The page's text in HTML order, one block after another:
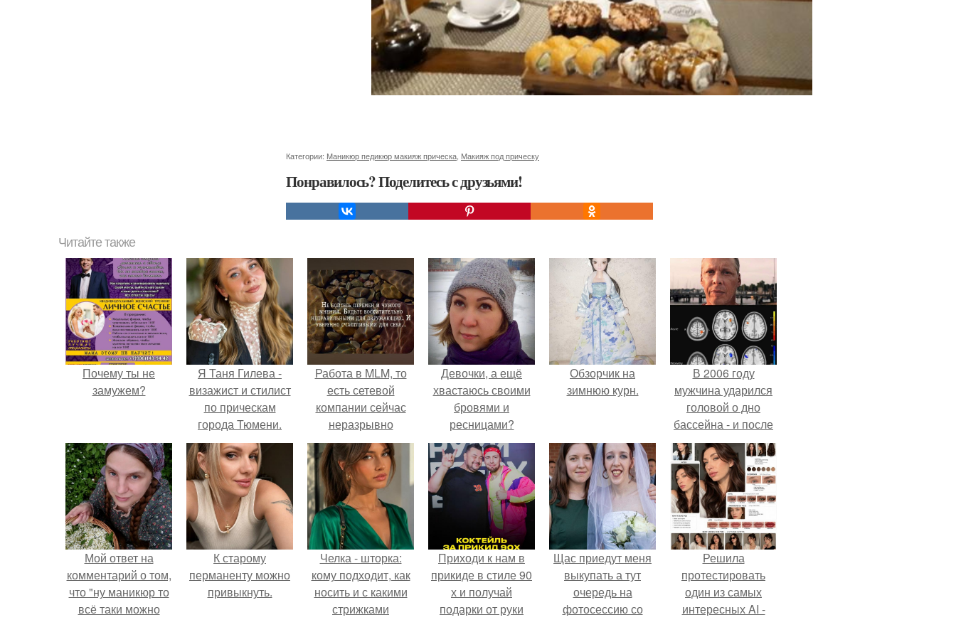
Категории: Маникюр педикюр макияж прическа Макияж под прическу
Понравилось? Поделитесь с друзьями!
Читайте также
Почему ты не
замужем?
Я Таня Гилева -
визажист и стилист
по прическам
города Тюмени.
Работа в MLM, то
есть сетевой
компании сейчас
неразрывно
связана с создание
своего контента,
своей страницы в
соц сетях.
Девочки, а ещё
хвастаюсь своими
бровями и
ресницами?
Обзорчик на
зимнюю курн.
В 2006 году
мужчина ударился
головой о дно
бассейна - и после
этого его жизнь
изменилась самым
странным образом.
Мой ответ на
комментарий о том,
что "ну маникюр то
всё таки можно
К старому
перманенту можно
привыкнуть.
Челка - шторка:
кому подходит, как
носить и с какими
стрижками
Приходи к нам в
прикиде в стиле 90
х и получай
подарки от руки
Щас приедут меня
выкупать а тут
очередь на
фотосессию со
Решила
протестировать
один из самых
интересных AI -